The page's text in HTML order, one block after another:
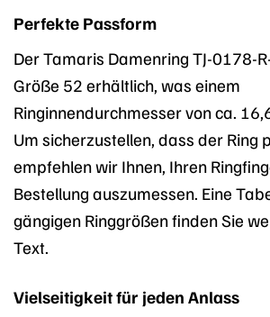
Perfekte Passform
Der Tamaris Damenring TJ-0178-
Größe 52 erhältlich, was einem
Ringinnendurchmesser von ca.
Um sicherzustellen, dass der Ring
empfehlen wir Ihnen, Ihren
Bestellung auszumessen. Eine
gängigen Ringgrößen finden Sie
Text.
Vielseitigkeit für jeden Anlass